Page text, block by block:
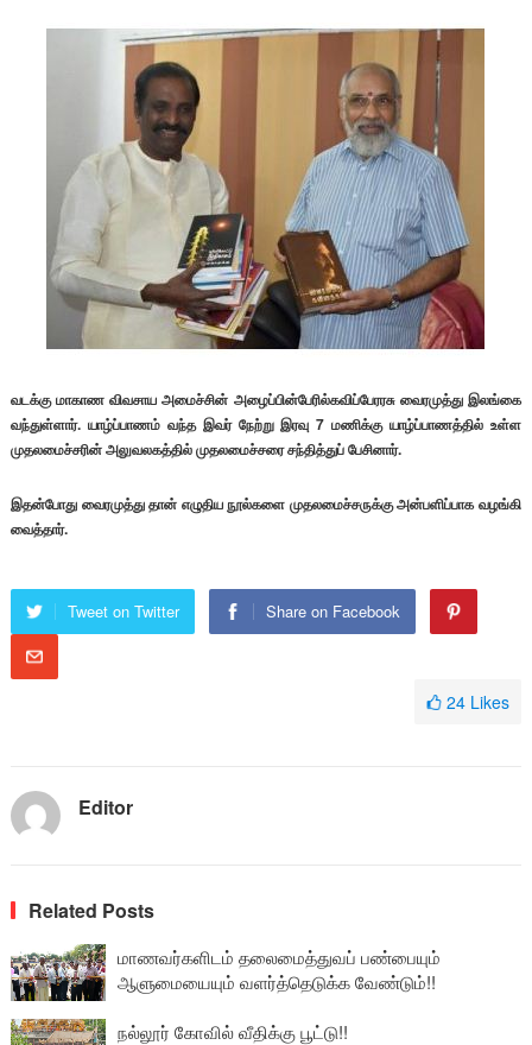
வடக்கு மாகாண விவசாய அமைச்சின் அழைப்பின்பேரில்கவிப்பேரரசு வைரமுத்து இலங்கை
வந்துள்ளார். யாழ்ப்பாணம் வந்த இவர் நேற்று இரவு 7 மணிக்கு யாழ்ப்பாணத்தில் உள்ள
முதலமைச்சரின் அலுவலகத்தில் முதலமைச்சரை சந்தித்துப் பேசினார்.
இதன்போது வைரமுத்து தான் எழுதிய நூல்களை முதலமைச்சருக்கு அன்பளிப்பாக வழங்கி
வைத்தார்.
Tweet on Twitter Share on Facebook
24 Likes
Editor
Related Posts
மாணவர்களிடம் தலைமைத்துவப் பண்பையும்
ஆளுமையையும் வளர்த்தெடுக்க வேண்டும்!!
நல்லூர் கோவில் வீதிக்கு பூட்டு!!